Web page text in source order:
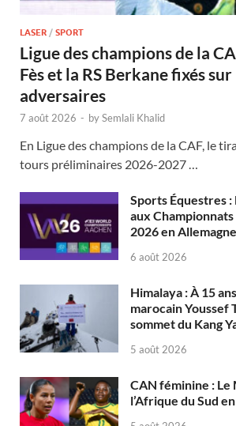
LASER / SPORT
Ligue des champions de la
Fès et la RS Berkane fixés
adversaires
7 août 2026 - bySemlali Khalid
En Ligue des champions de la CAF, le
tours préliminaires 2026-2027 …
Sports Équestres
aux
2026 en Allemagne
6 août 2026
Himalaya : À 15
marocain Youssef
sommet du Kang
5 août 2026
CAN féminine :
l’Afrique du Sud